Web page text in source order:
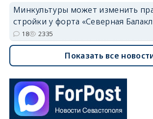
Минкультуры может изменить
стройки у форта «Северная
18 2335
Показать все